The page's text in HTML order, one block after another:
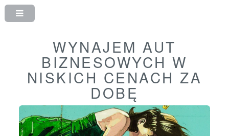
WYNAJEM AUT
BIZNESOWYCH W
NISKICH CENACH ZA
DOBĘ